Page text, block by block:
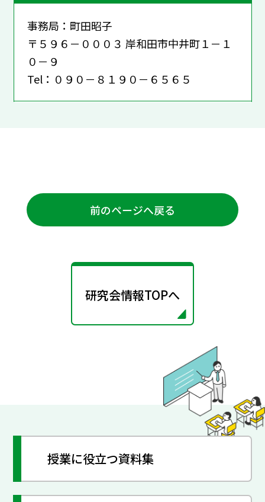
事務局：町田昭子
〒５９６－０００３ 岸和田市中井町１－１
０－９
Tel：０９０－８１９０－６５６５
前のページへ戻る
研究会情報TOPへ
授業に役立つ資料集